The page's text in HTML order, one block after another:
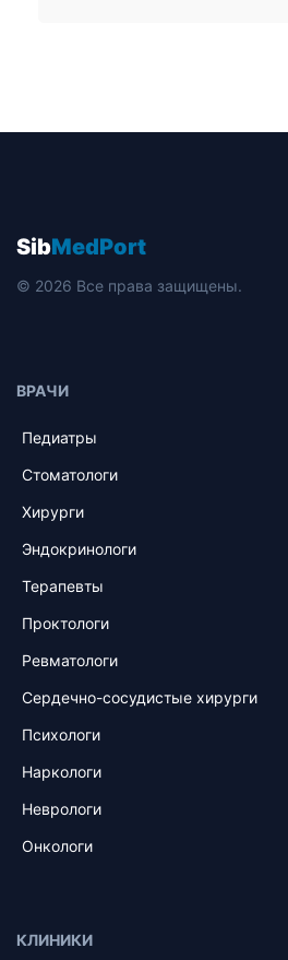
SibMedPort
© 2026 Все права защищены.
ВРАЧИ
Педиатры
Стоматологи
Хирурги
Эндокринологи
Терапевты
Проктологи
Ревматологи
Сердечно-сосудистые хирурги
Психологи
Наркологи
Неврологи
Онкологи
КЛИНИКИ